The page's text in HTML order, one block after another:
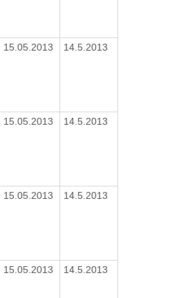
15.05.2013 14.5.2013
15.05.2013 14.5.2013
15.05.2013 14.5.2013
15.05.2013 14.5.2013